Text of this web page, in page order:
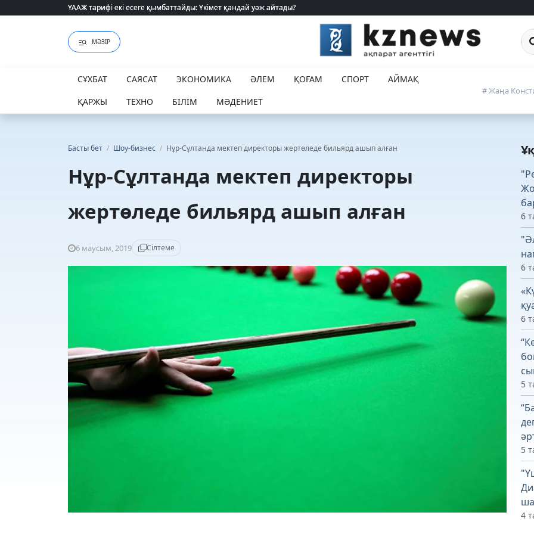
ҮААЖ тарифі екі есеге қымбаттайды: Үкімет қандай уәж айтады?
ҮААЖ тарифі екі есеге қымбаттайды: Үкімет қандай уәж айтады?
МӘЗІР
СҰХБАТ САЯСАТ ЭКОНОМИКА ӘЛЕМ ҚОҒАМ СПОРТ
АЙМАҚ
ҚАРЖЫ
ТЕХНО БІЛІМ МӘДЕНИЕТ
# Жаңа
Басты бет / Шоу-бизнес / Нұр-Сұлтанда мектеп директоры жертөледе бильярд ашып алған
Нұр-Сұлтанда мектеп директоры
жертөледе бильярд ашып алған
6 маусым, 2019 Сілтеме
6
6
6
5
5
4